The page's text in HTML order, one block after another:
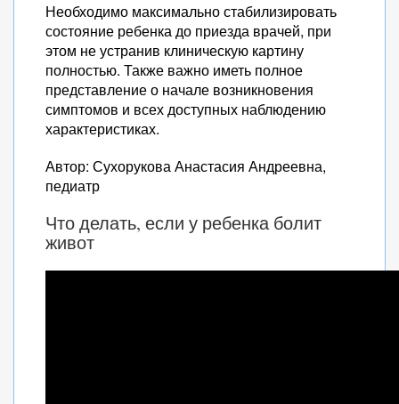
Необходимо максимально стабилизировать
состояние ребенка до приезда врачей, при
этом не устранив клиническую картину
полностью. Также важно иметь полное
представление о начале возникновения
симптомов и всех доступных наблюдению
характеристиках.
Автор: Сухорукова Анастасия Андреевна,
педиатр
Что делать, если у ребенка болит
живот